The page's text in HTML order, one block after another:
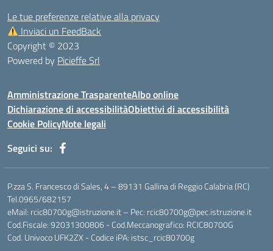
Le tue preferenze relative alla privacy
Inviaci un FeedBack
Copyright © 2023
Powered by Picieffe Srl
Amministrazione TrasparenteAlbo online
Dichiarazione di accessibilitàObiettivi di accessibilità
Cookie PolicyNote legali
Seguici su:
P.zza S. Francesco di Sales, 4 – 89131 Gallina di Reggio Calabria (RC)
Tel.0965/682157
eMail: rcic80700g@istruzione.it – Pec: rcic80700g@pec.istruzione.it
Cod.Fiscale: 92031300806 - Cod.Meccanografico: RCIC80700G
Cod. Univoco UFK2ZX - Codice iPA: istsc_rcic80700g